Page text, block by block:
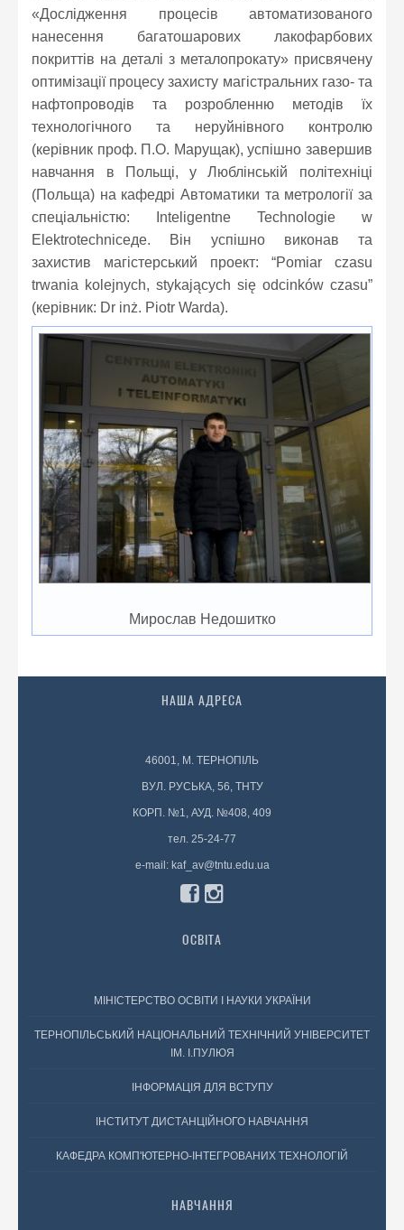
«Дослідження процесів автоматизованого
нанесення багатошарових лакофарбових
покриттів на деталі з металопрокату» присвячену
оптимізації процесу захисту магістральних газо- та
нафтопроводів та розробленню методів їх
технологічного та неруйнівного контролю
(керівник проф. П.О. Марущак), успішно завершив
навчання в Польщі, у Люблінській політехніці
(Польща) на кафедрі Автоматики та метрології за
спеціальністю: Inteligentne Technologie w
Elektrotechniceде. Він успішно виконав та
захистив магістерський проект: “Pomiar czasu
trwania kolejnych, stykających się odcinków czasu”
(керівник: Dr inż. Piotr Warda).
Мирослав Недошитко
НАША АДРЕСА
46001, М. ТЕРНОПІЛЬ
ВУЛ. РУСЬКА, 56, ТНТУ
КОРП. №1, АУД. №408, 409
тел. 25-24-77
e-mail: kaf_av@tntu.edu.ua
ОСВІТА
МІНІСТЕРСТВО ОСВІТИ І НАУКИ УКРАЇНИ
ТЕРНОПІЛЬСЬКИЙ НАЦІОНАЛЬНИЙ ТЕХНІЧНИЙ УНІВЕРСИТЕТ
ІМ. І.ПУЛЮЯ
ІНФОРМАЦІЯ ДЛЯ ВСТУПУ
ІНСТИТУТ ДИСТАНЦІЙНОГО НАВЧАННЯ
КАФЕДРА КОМП'ЮТЕРНО-ІНТЕГРОВАНИХ ТЕХНОЛОГІЙ
НАВЧАННЯ